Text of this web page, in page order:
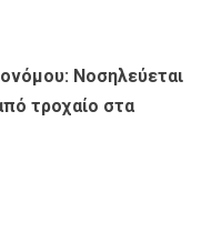
Νοσηλεύεται
τροχαίο στα